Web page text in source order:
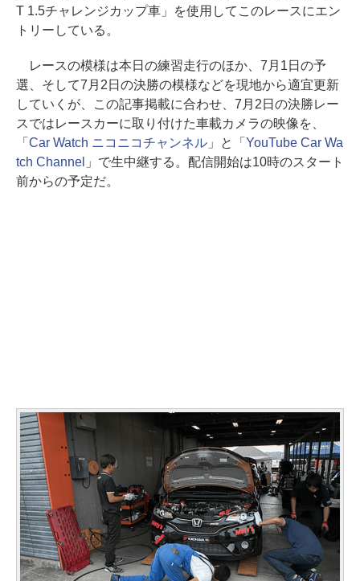
T 1.5チャレンジカップ車」を使用してこのレースにエン
トリーしている。
レースの模様は本日の練習走行のほか、7月1日の予
選、そして7月2日の決勝の模様などを現地から適宜更新
していくが、この記事掲載に合わせ、7月2日の決勝レー
スではレースカーに取り付けた車載カメラの映像を、
「 Car Watch ニコニコチャンネル」と「 YouTube Car Wa
tch Channel 」で生中継する。配信開始は10時のスタート
前からの予定だ。